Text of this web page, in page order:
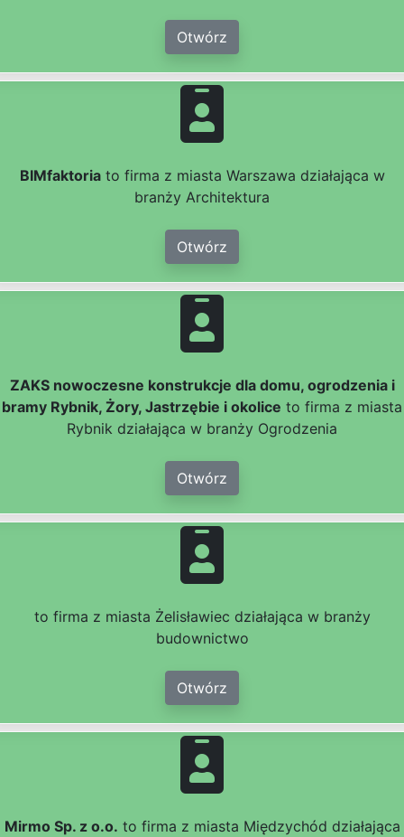
Otwórz
BIMfaktoriato firma z miasta Warszawa działająca w
branży Architektura
Otwórz
ZAKS nowoczesne konstrukcje dla domu, ogrodzenia i
bramy Rybnik, Żory, Jastrzębie i okolice to firma z miasta
Rybnik działająca w branży Ogrodzenia
Otwórz
to firma z miasta Żelisławiec działająca w branży
budownictwo
Otwórz
Mirmo Sp. z o.o. to firma z miasta Międzychód działająca